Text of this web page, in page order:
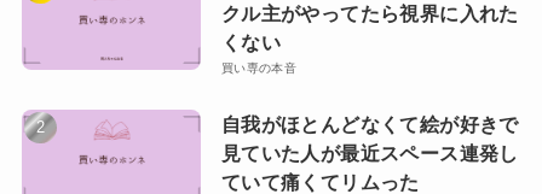
クル主がやってたら視界に入れた
くない
買い専の本音
自我がほとんどなくて絵が好きで
見ていた人が最近スペース連発し
ていて痛くてリムった